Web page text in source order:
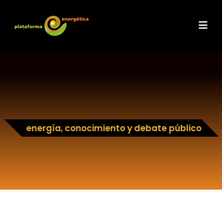
energía, conocimiento y debate público